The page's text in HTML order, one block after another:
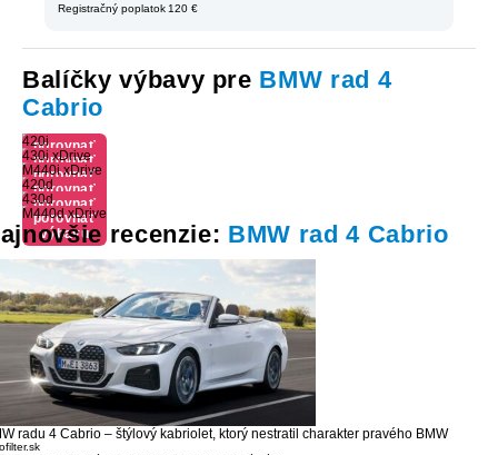
Registračný poplatok 120 €
Balíčky výbavy pre BMW rad 4
Cabrio
porovnať
výbavu
420i
porovnať
výbavu
430i xDrive
porovnať
výbavu
M440i xDrive
porovnať
výbavu
420d
porovnať
výbavu
430d
porovnať
výbavu
M440d xDrive
recenzie: BMW rad 4 Cabrio
radu 4 Cabrio – štýlový kabriolet, ktorý nestratil charakter pravého BMW